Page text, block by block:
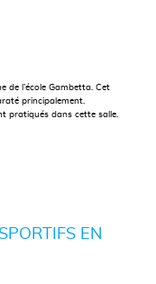
de l’école Gambetta. Cet
principalement.
pratiqués dans cette salle.
EN